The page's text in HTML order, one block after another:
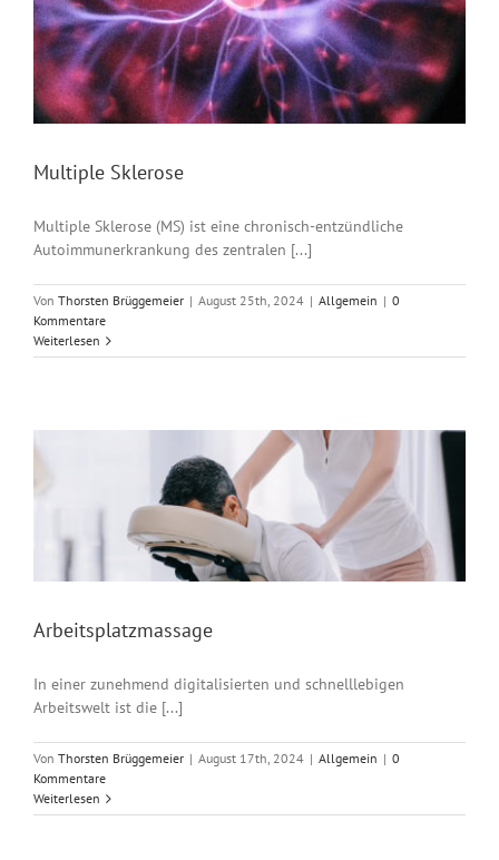
Multiple Sklerose
Multiple Sklerose (MS) ist eine chronisch-entzündliche
Autoimmunerkrankung des zentralen [...]
Von Thorsten Brüggemeier | August 25th, 2024 | Allgemein | 0
Kommentare
Weiterlesen
Arbeitsplatzmassage
In einer zunehmend digitalisierten und schnelllebigen
Arbeitswelt ist die [...]
Von Thorsten Brüggemeier | August 17th, 2024 | Allgemein | 0
Kommentare
Weiterlesen